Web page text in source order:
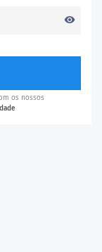
visibility
os nossos